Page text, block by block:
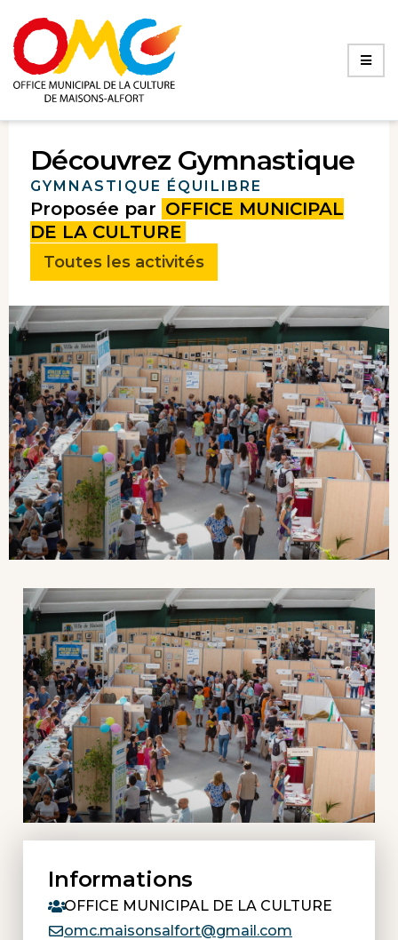
Découvrez Gymnastique
GYMNASTIQUE ÉQUILIBRE
Proposée par OFFICE MUNICIPAL
DE LA CULTURE
Toutes les activités
Informations
OFFICE MUNICIPAL DE LA CULTURE
omc.maisonsalfort@gmail.com